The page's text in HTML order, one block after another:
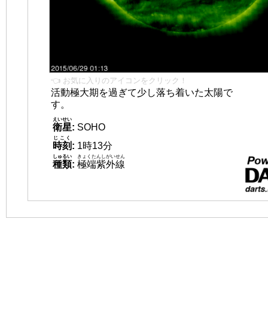
👈 お気に入りのアイコンをクリック！
活動極大期を過ぎて少し落ち着いた太陽で
す。
衛星
えいせい
: SOHO
時刻
じこく
: 1時13分
種類
しゅるい
: 極端紫外線
きょくたんしがいせん